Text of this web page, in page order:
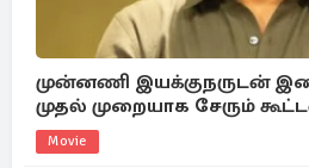
முன்னணி இயக்குநருடன்
முதல் முறையாக சேரும்
Movie